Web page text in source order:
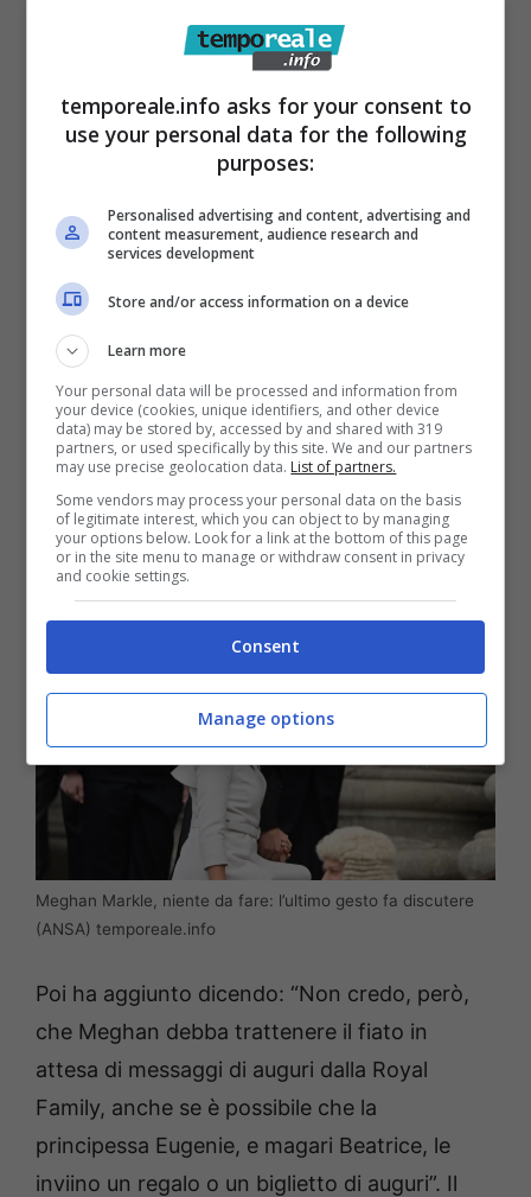
Rottura totale: niente
auguri dalla Royal Family
per Meghan Markle
La rottura tra la coppia e la Royal Family con
Re Carlo e il Principe William sembra
insanabile, i due membri senior sembrano
decisi a non perdonare mai Harry e Meghan.
La Bond ha detto: “Per quel che vedo, Harry è
ancora follemente innamorato di Meghan e
probabilmente organizzerà una cena
romantica o magari una festa in spiaggia con
amici e tanti bambini per celebrare la loro
felice vita familiare in California”.
Meghan Markle, niente da fare: l’ultimo gesto fa discutere
(ANSA) temporeale.info
Poi ha aggiunto dicendo: “Non credo, però,
che Meghan debba trattenere il fiato in
attesa di messaggi di auguri dalla Royal
Family, anche se è possibile che la
principessa Eugenie, e magari Beatrice, le
inviino un regalo o un biglietto di auguri”. Il
temporeale.info asks for your consent to
use your personal data for the following
purposes:
Personalised advertising and content, advertising and
content measurement, audience research and
services development
Store and/or access information on a device
Learn more
Your personal data will be processed and information from
your device (cookies, unique identifiers, and other device
data) may be stored by, accessed by and shared with 319
partners, or used specifically by this site. We and our partners
may use precise geolocation data. List of partners.
Some vendors may process your personal data on the basis
of legitimate interest, which you can object to by managing
your options below. Look for a link at the bottom of this page
or in the site menu to manage or withdraw consent in privacy
and cookie settings.
Consent
Manage options